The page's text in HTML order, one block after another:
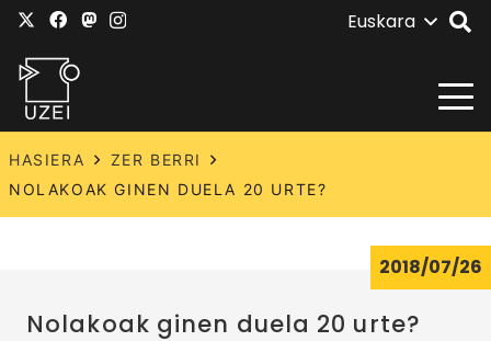
Euskara
HASIERA
ZER BERRI
NOLAKOAK GINEN DUELA 20 URTE?
Nolakoak ginen duela 20 urte?
2018/07/26